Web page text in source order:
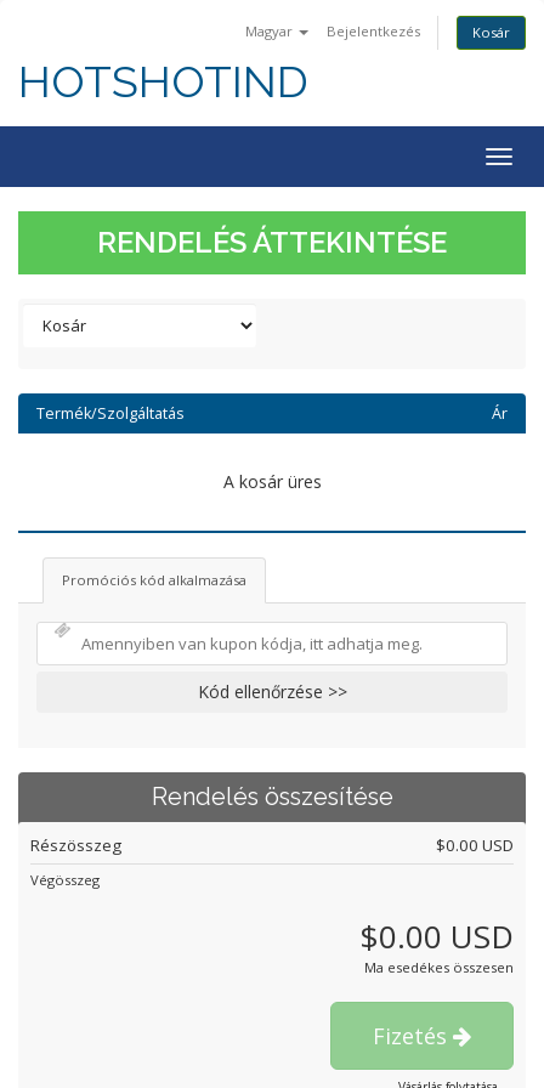
Magyar Bejelentkezés Kosár
HOTSHOTIND
RENDELÉS ÁTTEKINTÉSE
Termék/Szolgáltatás Ár
A kosár üres
Promóciós kód alkalmazása
Kód ellenőrzése >>
Rendelés összesítése
Részösszeg $0.00 USD
Végösszeg
$0.00 USD
Ma esedékes összesen
Fizetés